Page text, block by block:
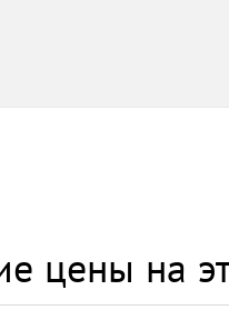
цены на